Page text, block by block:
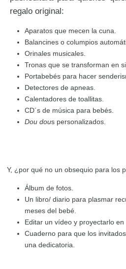
regalo original:
Aparatos que mecen la cuna.
Balancines o columpios
Orinales musicales.
Tronas que se transforman en
Portabebés para hacer
Detectores de apneas.
Calentadores de toallitas.
CD´s de música para bebés.
Dou dous personalizados.
Y, ¿por qué no un obsequio para los
Álbum de fotos.
Un libro/ diario para plasmar
meses del bebé.
Editar un vídeo y proyectarlo en
Cuaderno para que los
una dedicatoria.